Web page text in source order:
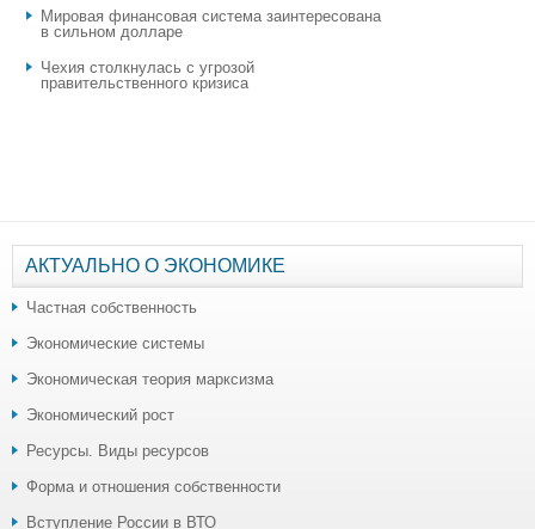
Мировая финансовая система заинтересована
в сильном долларе
Чехия столкнулась с угрозой
правительственного кризиса
АКТУАЛЬНО О ЭКОНОМИКЕ
Частная собственность
Экономические системы
Экономическая теория марксизма
Экономический рост
Ресурсы. Виды ресурсов
Форма и отношения собственности
Вступление России в ВТО